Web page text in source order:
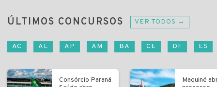
ÚLTIMOS CONCURSOS VER TODOS →
AC AL AP AM BA CE DF ES
Consórcio Paraná
Maquiné